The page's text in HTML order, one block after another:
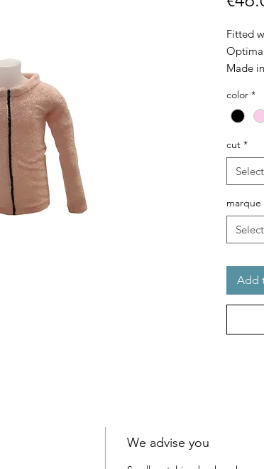
Fitted
Made
color *
cut *
Select
marque
Select
Add
We advise you